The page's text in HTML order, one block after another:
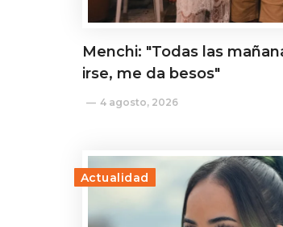
Menchi: "Todas las
irse, me da besos"
4 agosto, 2026
Actualidad